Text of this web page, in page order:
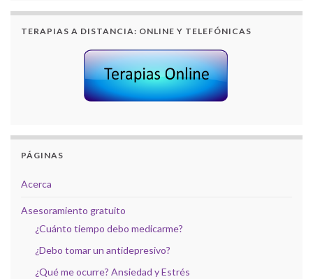
TERAPIAS A DISTANCIA: ONLINE Y TELEFÓNICAS
PÁGINAS
Acerca
Asesoramiento gratuito
¿Cuánto tiempo debo medicarme?
¿Debo tomar un antidepresivo?
¿Qué me ocurre? Ansiedad y Estrés